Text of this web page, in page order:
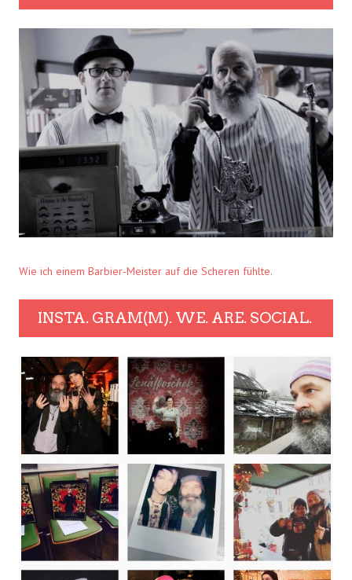
Wie ich einem Barbier-Meister auf die Scheren fühlte.
INSTA. GRAM(M). WE. ARE. SOCIAL.